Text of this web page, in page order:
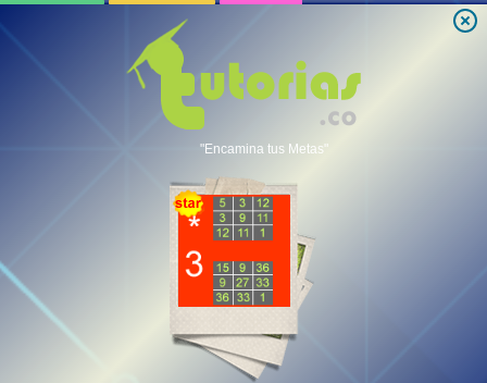
"Encamina tus Metas"